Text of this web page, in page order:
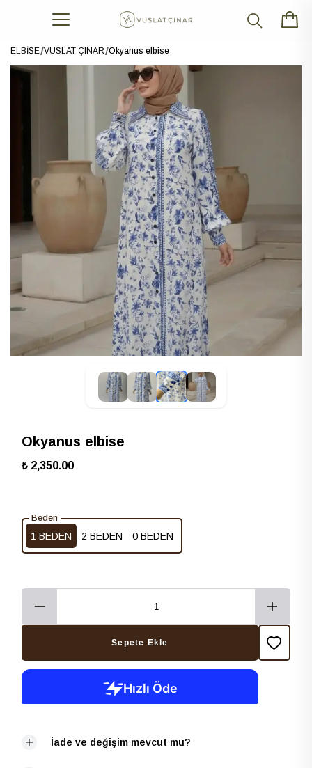
ELBİSE VUSLAT ÇINAR Okyanus elbise
Okyanus elbise
₺ 2,350.00
Beden
1 BEDEN 2 BEDEN 0 BEDEN
Sepete Ekle
İade ve değişim mevcut mu?